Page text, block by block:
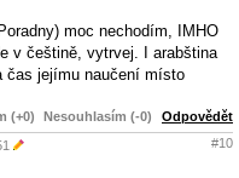
moc nechodím, IMHO
v češtině, vytrvej. I arabština
čas jejímu naučení místo
(+0) Nesouhlasím (-0) Odpovědět
#10